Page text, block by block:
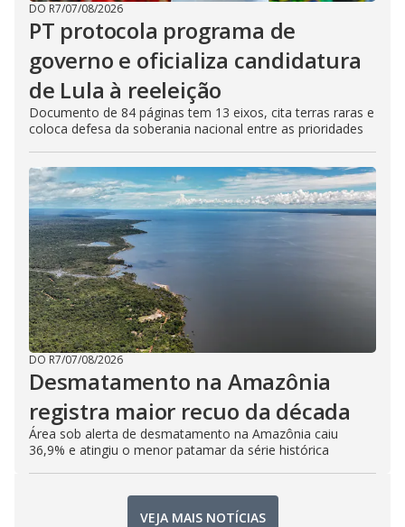
DO R7/07/08/2026
PT protocola programa de
governo e oficializa candidatura
de Lula à reeleição
Documento de 84 páginas tem 13 eixos, cita terras raras e
coloca defesa da soberania nacional entre as prioridades
DO R7/07/08/2026
Desmatamento na Amazônia
registra maior recuo da década
Área sob alerta de desmatamento na Amazônia caiu
36,9% e atingiu o menor patamar da série histórica
VEJA MAIS NOTÍCIAS